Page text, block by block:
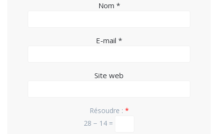
Nom *
E-mail *
Site web
Résoudre : *
28 − 14 =